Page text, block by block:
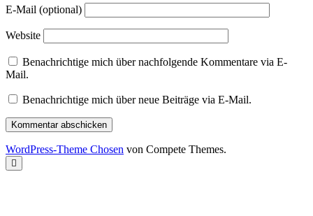
E-Mail (optional)
Website
Benachrichtige mich über nachfolgende Kommentare via E-
Mail.
Benachrichtige mich über neue Beiträge via E-Mail.
WordPress-Theme Chosen von Compete Themes.
Nach
oben